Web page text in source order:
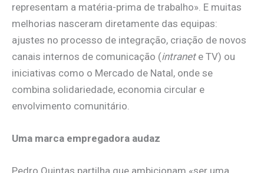
representam a matéria-prima de trabalho». E muitas
melhorias nasceram diretamente das equipas:
ajustes no processo de integração, criação de novos
canais internos de comunicação (intranete TV) ou
iniciativas como o Mercado de Natal, onde se
combina solidariedade, economia circular e
envolvimento comunitário.
Uma marca empregadora audaz
Pedro Quintas partilha que ambicionam «ser uma